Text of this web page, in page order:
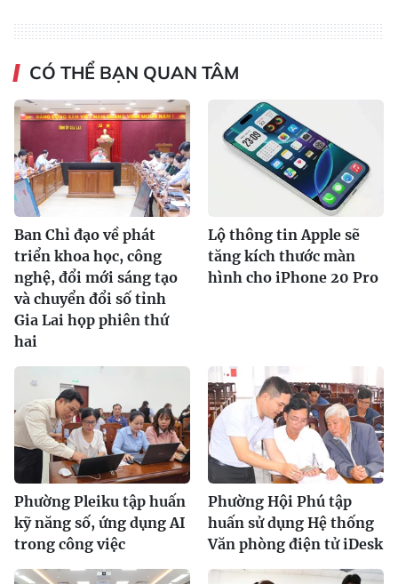
CÓ THỂ BẠN QUAN TÂM
Ban Chỉ đạo về phát
triển khoa học, công
nghệ, đổi mới sáng tạo
và chuyển đổi số tỉnh
Gia Lai họp phiên thứ
hai
Lộ thông tin Apple sẽ
tăng kích thước màn
hình cho iPhone 20 Pro
Phường Pleiku tập huấn
kỹ năng số, ứng dụng AI
trong công việc
Phường Hội Phú tập
huấn sử dụng Hệ thống
Văn phòng điện tử iDesk